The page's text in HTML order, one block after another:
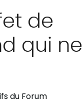
de
qui ne
du Forum